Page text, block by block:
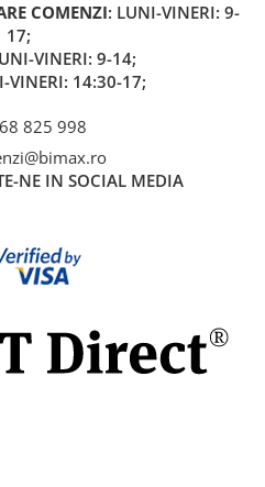
COMENZI: LUNI-VINERI: 9-
17;
VINERI: 9-14;
VINERI: 14:30-17;
825 998
NE IN SOCIAL MEDIA